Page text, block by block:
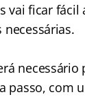
vai ficar fácil
necessário
passo, com